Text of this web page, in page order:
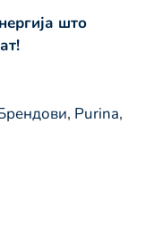
што
, Purina,